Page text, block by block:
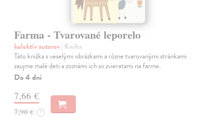
Farma - Tvarované leporelo
kolektív autorov| Kniha
Táto knižka s veselými obrázkami a rôzne tvarovanými stránkami
zaujme malé deti a zoznámi ich so zvieratami na farme.
Do 4 dní
7,66 €
7,90 € ?